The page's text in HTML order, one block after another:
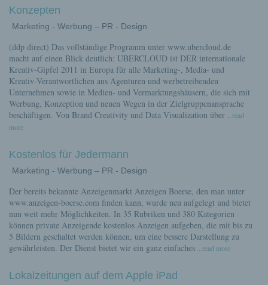
Konzepten
Marketing - Werbung – PR - Design
(ddp direct) Das vollständige Programm unter www.ubercloud.de
macht auf einen Blick deutlich: UBERCLOUD ist DER internationale
Kreativ-Gipfel 2011 in Europa für alle Marketing-, Media- und
Kreativ-Verantwortlichen aus Agenturen und werbetreibenden
Unternehmen sowie in Medien- und Vermarktungshäusern, die sich mit
Werbung, Konzeption und neuen Wegen in der Zielgruppenansprache
beschäftigen. Von Brand Creativity und Data Visualization über ...read
more
Kostenlos für Jedermann
Marketing - Werbung – PR - Design
Der bereits bekannte Anzeigenmarkt Anzeigen Boerse, den man unter
www.anzeigen-boerse.com finden kann, wurde neu aufgelegt und bietet
nun weit mehr Möglichkeiten. In 35 Rubriken und 380 Kategorien
können private Anzeigende kostenlos Anzeigen aufgeben, die mit bis zu
5 Bildern geschaltet werden können, um eine bessere Darstellung zu
gewährleisten. Der Dienst bietet wir ein ganz einfaches ...read more
Lokalzeitungen auf dem Apple iPad